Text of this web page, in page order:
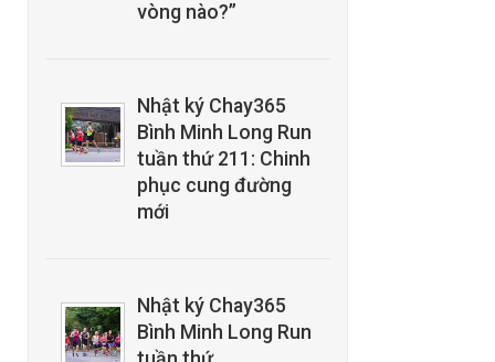
vòng nào?”
Nhật ký Chay365
Bình Minh Long Run
tuần thứ 211: Chinh
phục cung đường
mới
Nhật ký Chay365
Bình Minh Long Run